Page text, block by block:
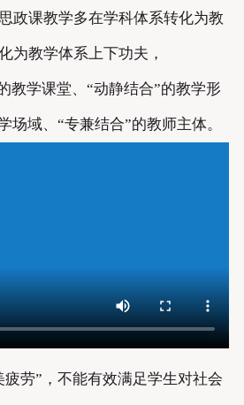
政课教学多在学科体系转化为教
为教学体系上下功夫，
教学课堂、“动静结合”的教学形
场域、“专兼结合”的教师主体。
劳”，不能有效满足学生对社会